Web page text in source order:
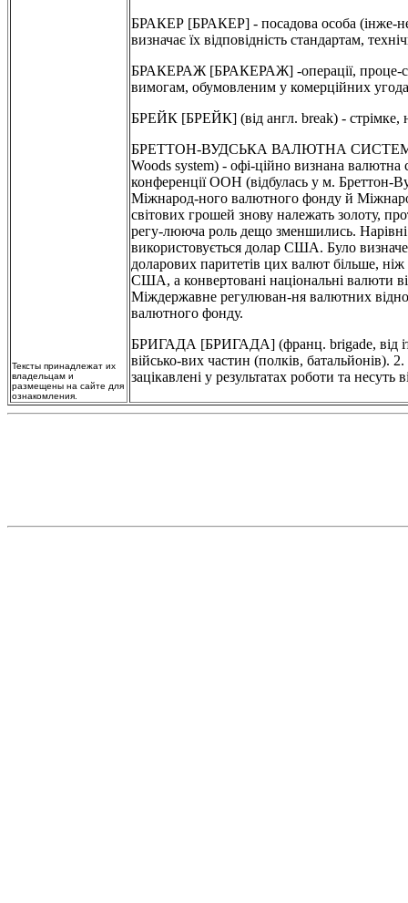
Тексты принадлежат их
владельцам и
размещены на сайте для
ознакомления.
БРАКЕР [БРАКЕР] - посадова особа (інже-
визначає їх відповідність стандартам,
БРАКЕРАЖ [БРАКЕРАЖ] -операції, проце-си
вимогам, обумовленим у комерційних
БРЕЙК [БРЕЙК] (від англ. break) - стрімке,
БРЕТТОН-ВУДСЬКА ВАЛЮТНА
Woods system) - офі-ційно визнана валютна
конференції ООН (відбулась у м. Бреттон-
Міжнарод-ного валютного фонду й
світових грошей знову належать золоту,
регу-лююча роль дещо зменшились. Нарівні
використовується долар США. Було
доларових паритетів цих валют більше,
США, а конвертовані національні валюти
Міждержавне регулюван-ня валютних
валютного фонду.
БРИГАДА [БРИГАДА] (франц. brigade, від
військо-вих частин (полків, батальйонів).
зацікавлені у результатах роботи та несуть